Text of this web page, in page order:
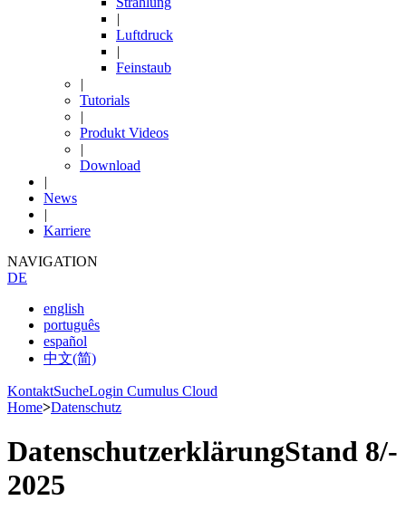
|
Luftdruck
|
Feinstaub
|
Tutorials
|
Produkt Videos
|
Download
|
News
|
Karriere
NAVIGATION
DE
english
português
español
中文(简)
KontaktSucheLogin Cumulus Cloud
Home>Datenschutz
DatenschutzerklärungStand 8/­
2025